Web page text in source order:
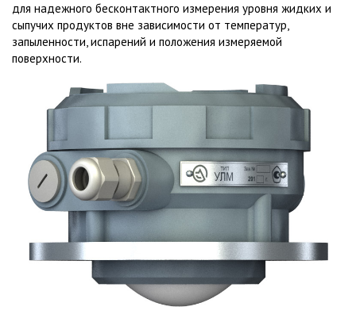
для надежного бесконтактного измерения уровня жидких и
сыпучих продуктов вне зависимости от температур,
запыленности, испарений и положения измеряемой
поверхности.